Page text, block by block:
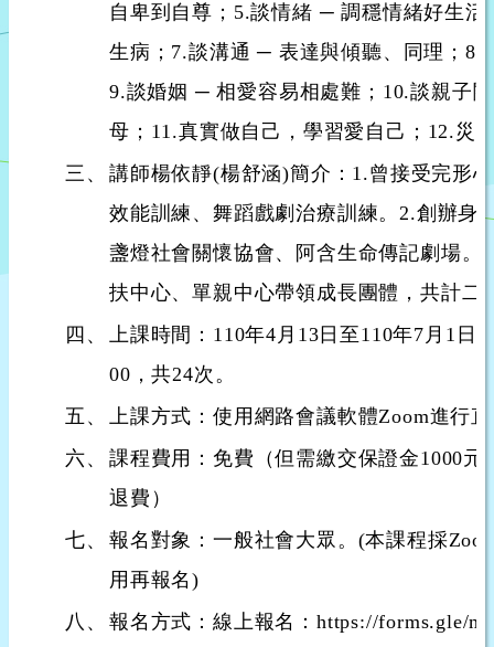
自卑到自尊；5.談情緒 ─ 調穩情緒好生
生病；7.談溝通 ─ 表達與傾聽、同理；8.
9.談婚姻 ─ 相愛容易相處難；10.談親子
母；11.真實做自己，學習愛自己；12.災
三、 講師楊依靜(楊舒涵)簡介：1.曾接受完形
效能訓練、舞蹈戲劇治療訓練。2.創辦身
盞燈社會關懷協會、阿含生命傳記劇場。
扶中心、單親中心帶領成長團體，共計二
四、 上課時間：110年4月13日至110年7月1日
00，共24次。
五、 上課方式：使用網路會議軟體Zoom進行
六、 課程費用：免費（但需繳交保證金1000元
退費）
七、 報名對象：一般社會大眾。(本課程採
用再報名)
八、 報名方式：線上報名：https://forms.gle/